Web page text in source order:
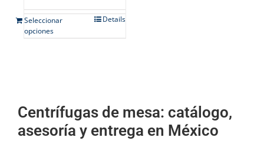
Seleccionar
opciones
Details
Centrífugas de mesa: catálogo,
asesoría y entrega en México